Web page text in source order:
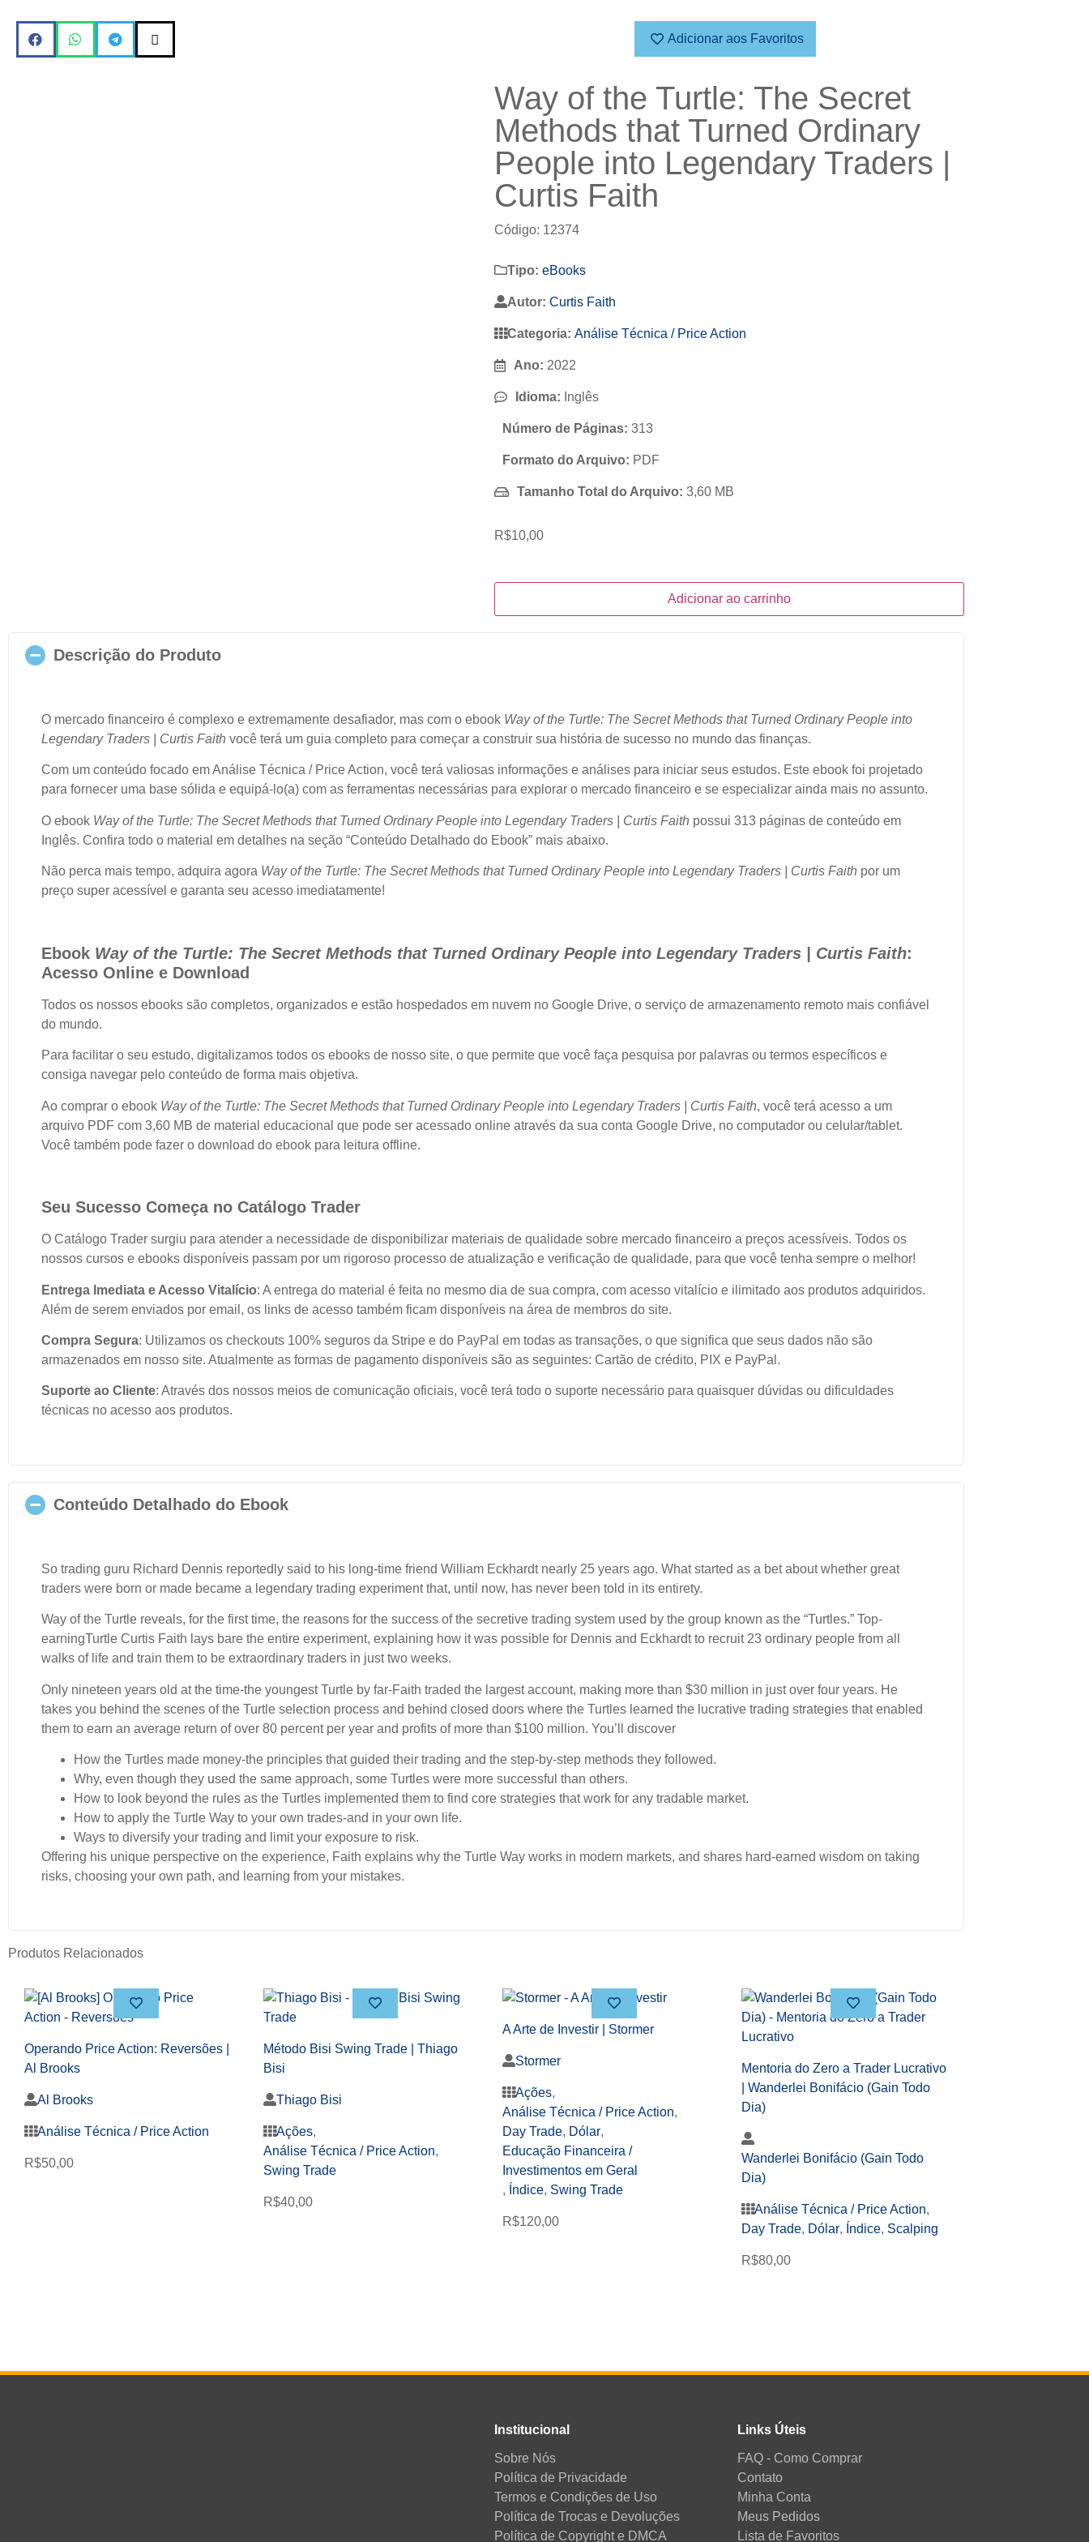
Adicionar aos Favoritos
Way of the Turtle: The Secret
Methods that Turned Ordinary
People into Legendary Traders |
Curtis Faith
Código: 12374
Tipo: eBooks
Autor: Curtis Faith
Categoria: Análise Técnica / Price Action
Ano: 2022
Idioma: Inglês
Número de Páginas: 313
Formato do Arquivo: PDF
Tamanho Total do Arquivo: 3,60 MB
R$10,00
Adicionar ao carrinho
Descrição do Produto
O mercado financeiro é complexo e extremamente desafiador, mas com o ebook Way of the Turtle: The Secret Methods that Turned Ordinary People into
Legendary Traders | Curtis Faith você terá um guia completo para começar a construir sua história de sucesso no mundo das finanças.
Com um conteúdo focado em Análise Técnica / Price Action, você terá valiosas informações e análises para iniciar seus estudos. Este ebook foi projetado
para fornecer uma base sólida e equipá-lo(a) com as ferramentas necessárias para explorar o mercado financeiro e se especializar ainda mais no assunto.
O ebook Way of the Turtle: The Secret Methods that Turned Ordinary People into Legendary Traders | Curtis Faith possui 313 páginas de conteúdo em
Inglês. Confira todo o material em detalhes na seção “Conteúdo Detalhado do Ebook” mais abaixo.
Não perca mais tempo, adquira agora Way of the Turtle: The Secret Methods that Turned Ordinary People into Legendary Traders | Curtis Faith por um
preço super acessível e garanta seu acesso imediatamente!
Ebook Way of the Turtle: The Secret Methods that Turned Ordinary People into Legendary Traders | Curtis Faith:
Acesso Online e Download
Todos os nossos ebooks são completos, organizados e estão hospedados em nuvem no Google Drive, o serviço de armazenamento remoto mais confiável
do mundo.
Para facilitar o seu estudo, digitalizamos todos os ebooks de nosso site, o que permite que você faça pesquisa por palavras ou termos específicos e
consiga navegar pelo conteúdo de forma mais objetiva.
Ao comprar o ebook Way of the Turtle: The Secret Methods that Turned Ordinary People into Legendary Traders | Curtis Faith, você terá acesso a um
arquivo PDF com 3,60 MB de material educacional que pode ser acessado online através da sua conta Google Drive, no computador ou celular/tablet.
Você também pode fazer o download do ebook para leitura offline.
Seu Sucesso Começa no Catálogo Trader
O Catálogo Trader surgiu para atender a necessidade de disponibilizar materiais de qualidade sobre mercado financeiro a preços acessíveis. Todos os
nossos cursos e ebooks disponíveis passam por um rigoroso processo de atualização e verificação de qualidade, para que você tenha sempre o melhor!
Entrega Imediata e Acesso Vitalício: A entrega do material é feita no mesmo dia de sua compra, com acesso vitalício e ilimitado aos produtos adquiridos.
Além de serem enviados por email, os links de acesso também ficam disponíveis na área de membros do site.
Compra Segura: Utilizamos os checkouts 100% seguros da Stripe e do PayPal em todas as transações, o que significa que seus dados não são
armazenados em nosso site. Atualmente as formas de pagamento disponíveis são as seguintes: Cartão de crédito, PIX e PayPal.
Suporte ao Cliente: Através dos nossos meios de comunicação oficiais, você terá todo o suporte necessário para quaisquer dúvidas ou dificuldades
técnicas no acesso aos produtos.
Conteúdo Detalhado do Ebook
So trading guru Richard Dennis reportedly said to his long-time friend William Eckhardt nearly 25 years ago. What started as a bet about whether great
traders were born or made became a legendary trading experiment that, until now, has never been told in its entirety.
Way of the Turtle reveals, for the first time, the reasons for the success of the secretive trading system used by the group known as the “Turtles.” Top-
earningTurtle Curtis Faith lays bare the entire experiment, explaining how it was possible for Dennis and Eckhardt to recruit 23 ordinary people from all
walks of life and train them to be extraordinary traders in just two weeks.
Only nineteen years old at the time-the youngest Turtle by far-Faith traded the largest account, making more than $30 million in just over four years. He
takes you behind the scenes of the Turtle selection process and behind closed doors where the Turtles learned the lucrative trading strategies that enabled
them to earn an average return of over 80 percent per year and profits of more than $100 million. You’ll discover
How the Turtles made money-the principles that guided their trading and the step-by-step methods they followed.
Why, even though they used the same approach, some Turtles were more successful than others.
How to look beyond the rules as the Turtles implemented them to find core strategies that work for any tradable market.
How to apply the Turtle Way to your own trades-and in your own life.
Ways to diversify your trading and limit your exposure to risk.
Offering his unique perspective on the experience, Faith explains why the Turtle Way works in modern markets, and shares hard-earned wisdom on taking
risks, choosing your own path, and learning from your mistakes.
Produtos Relacionados
Operando Price Action: Reversões |
Al Brooks
Al Brooks
Análise Técnica / Price Action
R$50,00
Método Bisi Swing Trade | Thiago
Bisi
Thiago Bisi
Ações,
Análise Técnica / Price Action,
Swing Trade
R$40,00
A Arte de Investir | Stormer
Stormer
Ações,
Análise Técnica / Price Action,
Day Trade, Dólar,
Educação Financeira /
Investimentos em Geral
, Índice, Swing Trade
R$120,00
Mentoria do Zero a Trader Lucrativo
| Wanderlei Bonifácio (Gain Todo
Dia)
Wanderlei Bonifácio (Gain Todo
Dia)
Análise Técnica / Price Action,
Day Trade, Dólar, Índice, Scalping
R$80,00
Institucional
Sobre Nós
Política de Privacidade
Termos e Condições de Uso
Política de Trocas e Devoluções
Política de Copyright e DMCA
Links Úteis
FAQ - Como Comprar
Contato
Minha Conta
Meus Pedidos
Lista de Favoritos